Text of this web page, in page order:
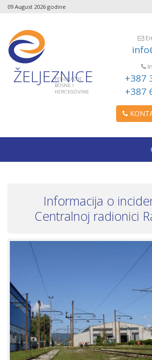
09 August 2026 godine
ŽELJEZNICE
FEDERACIJE
BOSNE I
HERCEGOVINE
+387
+387
Informacija o
Centralnoj radionici